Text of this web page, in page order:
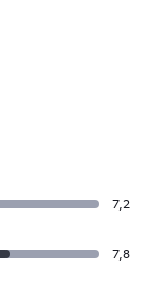
7,2
7,8